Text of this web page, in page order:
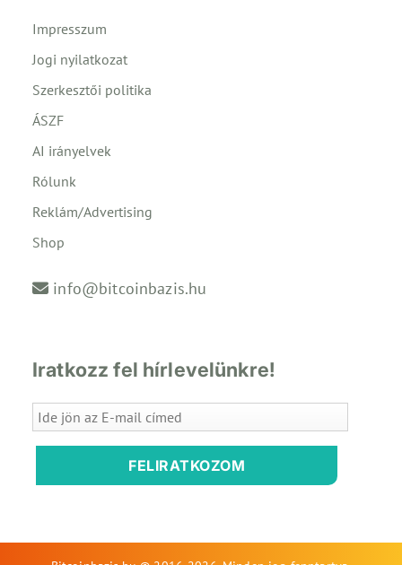
Impresszum
Jogi nyilatkozat
Szerkesztői politika
ÁSZF
AI irányelvek
Rólunk
Reklám/Advertising
Shop
info@bitcoinbazis.hu
Iratkozz fel hírlevelünkre!
FELIRATKOZOM